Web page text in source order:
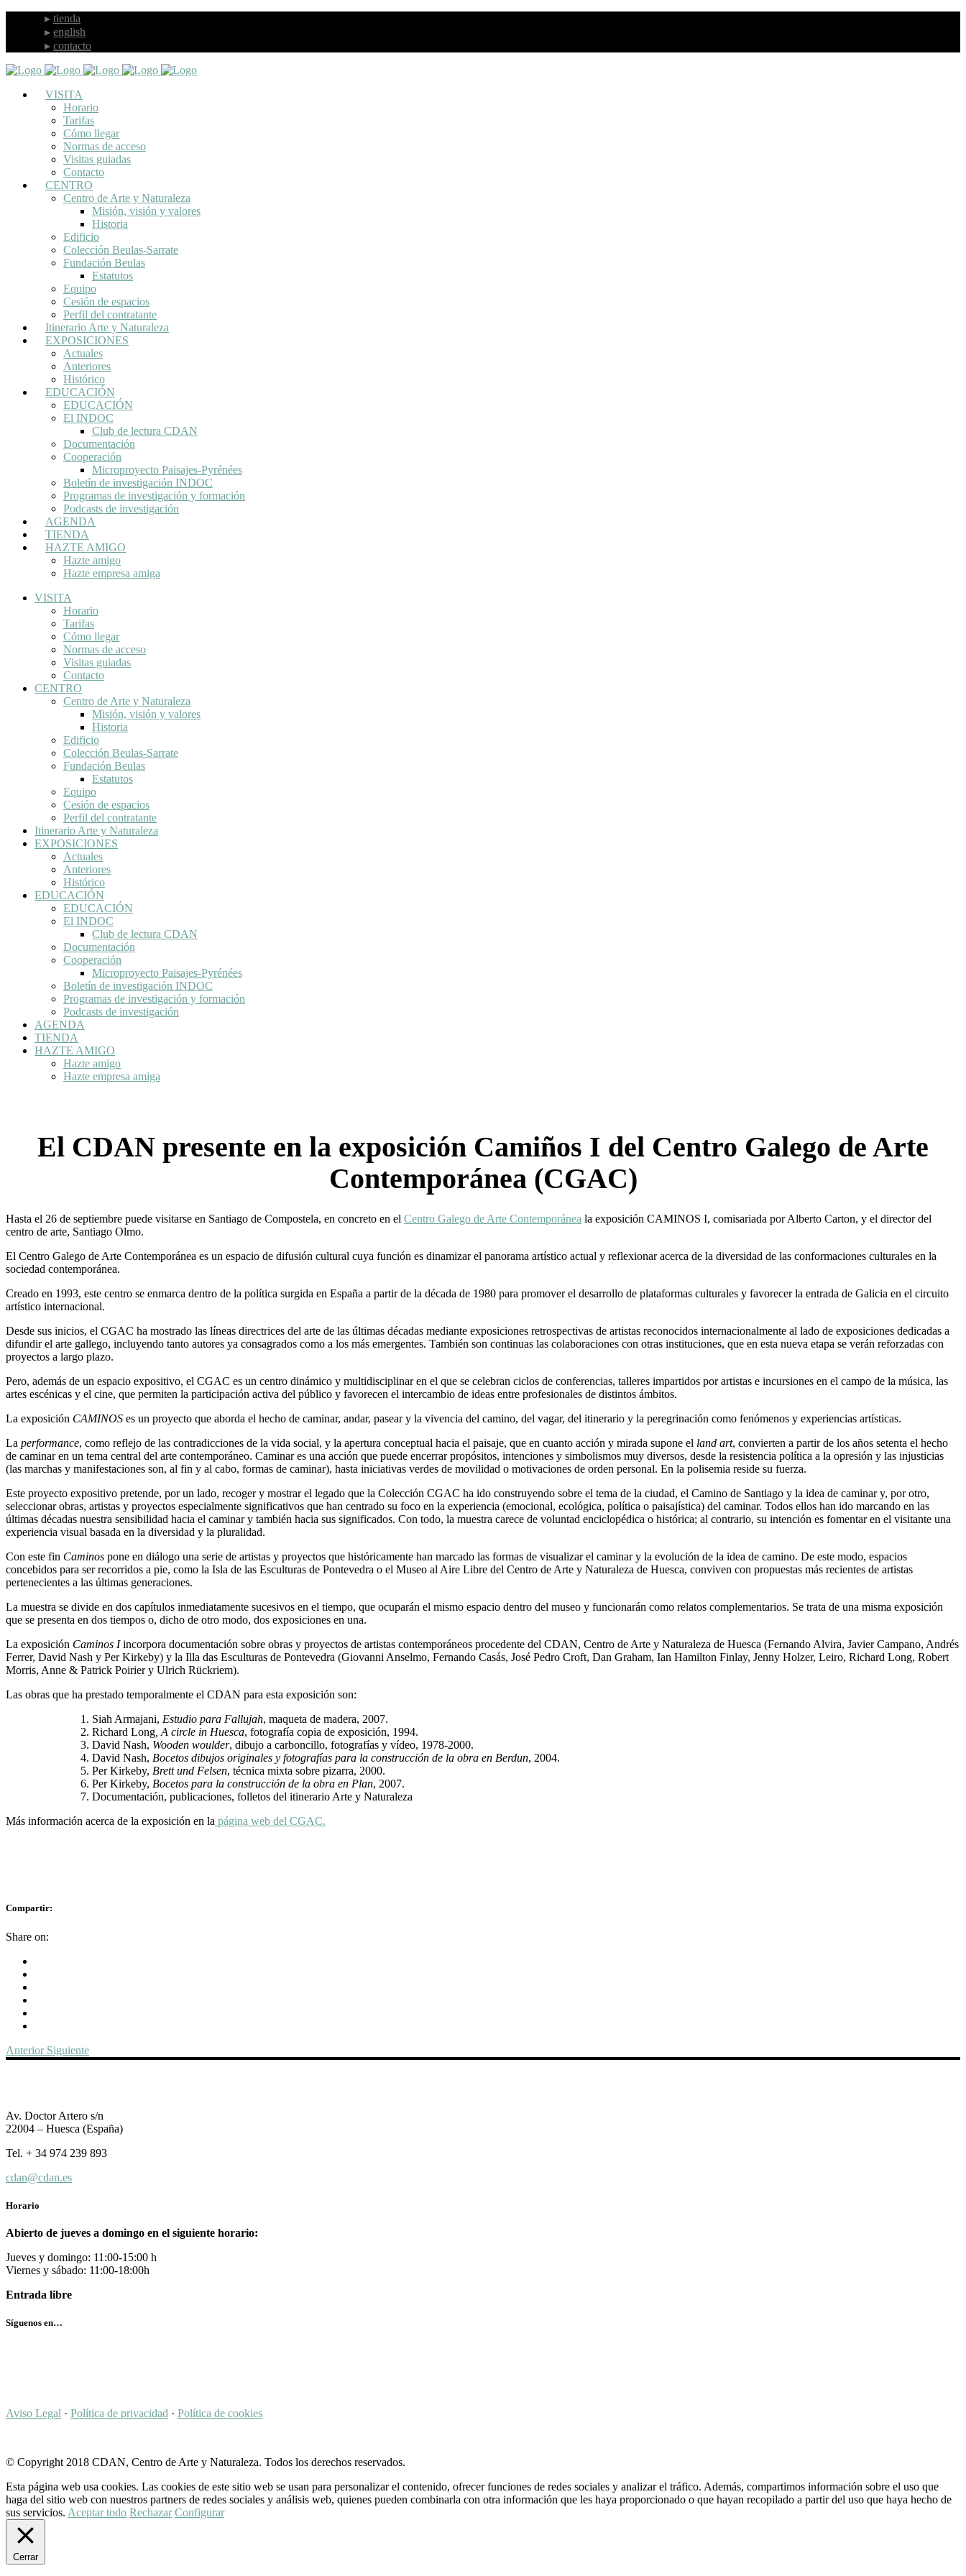
tienda
english
contacto
VISITA
Horario
Tarifas
Cómo llegar
Normas de acceso
Visitas guiadas
Contacto
CENTRO
Centro de Arte y Naturaleza
Misión, visión y valores
Historia
Edificio
Colección Beulas-Sarrate
Fundación Beulas
Estatutos
Equipo
Cesión de espacios
Perfil del contratante
Itinerario Arte y Naturaleza
EXPOSICIONES
Actuales
Anteriores
Histórico
EDUCACIÓN
EDUCACIÓN
El INDOC
Club de lectura CDAN
Documentación
Cooperación
Microproyecto Paisajes-Pyrénées
Boletín de investigación INDOC
Programas de investigación y formación
Podcasts de investigación
AGENDA
TIENDA
HAZTE AMIGO
Hazte amigo
Hazte empresa amiga
VISITA
Horario
Tarifas
Cómo llegar
Normas de acceso
Visitas guiadas
Contacto
CENTRO
Centro de Arte y Naturaleza
Misión, visión y valores
Historia
Edificio
Colección Beulas-Sarrate
Fundación Beulas
Estatutos
Equipo
Cesión de espacios
Perfil del contratante
Itinerario Arte y Naturaleza
EXPOSICIONES
Actuales
Anteriores
Histórico
EDUCACIÓN
EDUCACIÓN
El INDOC
Club de lectura CDAN
Documentación
Cooperación
Microproyecto Paisajes-Pyrénées
Boletín de investigación INDOC
Programas de investigación y formación
Podcasts de investigación
AGENDA
TIENDA
HAZTE AMIGO
Hazte amigo
Hazte empresa amiga
El CDAN presente en la exposición Camiños I del Centro Galego de Arte
Contemporánea (CGAC)
Hasta el 26 de septiembre puede visitarse en Santiago de Compostela, en concreto en el Centro Galego de Arte Contemporánea la exposición CAMINOS I, comisariada por Alberto Carton, y el director del
centro de arte, Santiago Olmo.
El Centro Galego de Arte Contemporánea es un espacio de difusión cultural cuya función es dinamizar el panorama artístico actual y reflexionar acerca de la diversidad de las conformaciones culturales en la
sociedad contemporánea.
Creado en 1993, este centro se enmarca dentro de la política surgida en España a partir de la década de 1980 para promover el desarrollo de plataformas culturales y favorecer la entrada de Galicia en el circuito
artístico internacional.
Desde sus inicios, el CGAC ha mostrado las líneas directrices del arte de las últimas décadas mediante exposiciones retrospectivas de artistas reconocidos internacionalmente al lado de exposiciones dedicadas a
difundir el arte gallego, incluyendo tanto autores ya consagrados como a los más emergentes. También son continuas las colaboraciones con otras instituciones, que en esta nueva etapa se verán reforzadas con
proyectos a largo plazo.
Pero, además de un espacio expositivo, el CGAC es un centro dinámico y multidisciplinar en el que se celebran ciclos de conferencias, talleres impartidos por artistas e incursiones en el campo de la música, las
artes escénicas y el cine, que permiten la participación activa del público y favorecen el intercambio de ideas entre profesionales de distintos ámbitos.
La exposición CAMINOS es un proyecto que aborda el hecho de caminar, andar, pasear y la vivencia del camino, del vagar, del itinerario y la peregrinación como fenómenos y experiencias artísticas.
La performance, como reflejo de las contradicciones de la vida social, y la apertura conceptual hacia el paisaje, que en cuanto acción y mirada supone el land art, convierten a partir de los años setenta el hecho
de caminar en un tema central del arte contemporáneo. Caminar es una acción que puede encerrar propósitos, intenciones y simbolismos muy diversos, desde la resistencia política a la opresión y las injusticias
(las marchas y manifestaciones son, al fin y al cabo, formas de caminar), hasta iniciativas verdes de movilidad o motivaciones de orden personal. En la polisemia reside su fuerza.
Este proyecto expositivo pretende, por un lado, recoger y mostrar el legado que la Colección CGAC ha ido construyendo sobre el tema de la ciudad, el Camino de Santiago y la idea de caminar y, por otro,
seleccionar obras, artistas y proyectos especialmente significativos que han centrado su foco en la experiencia (emocional, ecológica, política o paisajística) del caminar. Todos ellos han ido marcando en las
últimas décadas nuestra sensibilidad hacia el caminar y también hacia sus significados. Con todo, la muestra carece de voluntad enciclopédica o histórica; al contrario, su intención es fomentar en el visitante una
experiencia visual basada en la diversidad y la pluralidad.
Con este fin Caminos pone en diálogo una serie de artistas y proyectos que históricamente han marcado las formas de visualizar el caminar y la evolución de la idea de camino. De este modo, espacios
concebidos para ser recorridos a pie, como la Isla de las Esculturas de Pontevedra o el Museo al Aire Libre del Centro de Arte y Naturaleza de Huesca, conviven con propuestas más recientes de artistas
pertenecientes a las últimas generaciones.
La muestra se divide en dos capítulos inmediatamente sucesivos en el tiempo, que ocuparán el mismo espacio dentro del museo y funcionarán como relatos complementarios. Se trata de una misma exposición
que se presenta en dos tiempos o, dicho de otro modo, dos exposiciones en una.
La exposición Caminos Iincorpora documentación sobre obras y proyectos de artistas contemporáneos procedente del CDAN, Centro de Arte y Naturaleza de Huesca (Fernando Alvira, Javier Campano, Andrés
Ferrer, David Nash y Per Kirkeby) y la Illa das Esculturas de Pontevedra (Giovanni Anselmo, Fernando Casás, José Pedro Croft, Dan Graham, Ian Hamilton Finlay, Jenny Holzer, Leiro, Richard Long, Robert
Morris, Anne & Patrick Poirier y Ulrich Rückriem).
Las obras que ha prestado temporalmente el CDAN para esta exposición son:
Siah Armajani, Estudio para Fallujah, maqueta de madera, 2007.
Richard Long , A circle in Huesca, fotografía copia de exposición, 1994.
David Nash, Wooden woulder, dibujo a carboncillo, fotografías y vídeo, 1978-2000.
David Nash, Bocetos dibujos originales y fotografías para la construcción de la obra en Berdun, 2004.
Per Kirkeby, Brett und Felsen, técnica mixta sobre pizarra, 2000.
Per Kirkeby, Bocetos para la construcción de la obra en Plan, 2007.
Documentación, publicaciones, folletos del itinerario Arte y Naturaleza
Más información acerca de la exposición en la página web del CGAC.
Compartir:
Share on:
Anterior Siguiente
Av. Doctor Artero s/n
22004 – Huesca (España)
Tel. + 34 974 239 893
cdan@cdan.es
Horario
Abierto de jueves a domingo en el siguiente horario:
Jueves y domingo: 11:00-15:00 h
Viernes y sábado: 11:00-18:00h
Entrada libre
Síguenos en…
Aviso Legal · Política de privacidad · Política de cookies
© Copyright 2018 CDAN, Centro de Arte y Naturaleza. Todos los derechos reservados.
Esta página web usa cookies. Las cookies de este sitio web se usan para personalizar el contenido, ofrecer funciones de redes sociales y analizar el tráfico. Además, compartimos información sobre el uso que
haga del sitio web con nuestros partners de redes sociales y análisis web, quienes pueden combinarla con otra información que les haya proporcionado o que hayan recopilado a partir del uso que haya hecho de
sus servicios. Aceptar todo Rechazar Configurar
Cerrar